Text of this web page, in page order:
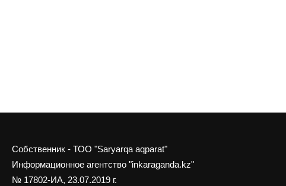
Собственник - ТОО "Saryarqa aqparat"
Информационное агентство "inkaraganda.kz"
№ 17802-ИА, 23.07.2019 г.